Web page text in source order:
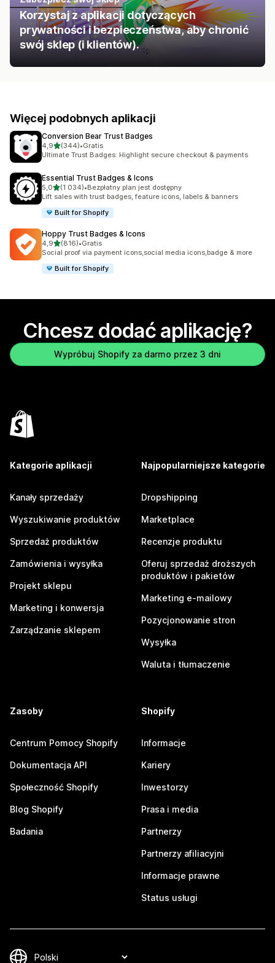
Korzystaj z aplikacji dotyczących
prywatności i bezpieczeństwa, aby chronić
swój sklep (i klientów).
Więcej podobnych aplikacji
Conversion Bear Trust Badges
4,9na 5 gwiazdek
(344)
Łączna liczba recenzji: 344
•Gratis
Ultimate Trust Badges: Highlight secure checkout & payments
Essential Trust Badges & Icons
5,0na 5 gwiazdek
(1 034)
Łączna liczba recenzji: 1034
•Bezpłatny plan jest dostępny
Lift sales with trust badges, feature icons, labels & banners
Built for Shopify
Hoppy Trust Badges & Icons
4,9na 5 gwiazdek
(816)
Łączna liczba recenzji: 816
•Gratis
Social proof via payment icons,social media icons,badge & more
Built for Shopify
Chcesz dodać aplikację?
Wypróbuj Shopify za darmo przez 3 dni
Kategorie aplikacji
Kanały sprzedaży
Wyszukiwanie produktów
Sprzedaż produktów
Zamówienia i wysyłka
Projekt sklepu
Marketing i konwersja
Zarządzanie sklepem
Najpopularniejsze kategorie
Dropshipping
Marketplace
Recenzje produktu
Oferuj sprzedaż droższych
produktów i pakietów
Marketing e-mailowy
Pozycjonowanie stron
Wysyłka
Waluta i tłumaczenie
Zasoby
Centrum Pomocy Shopify
Dokumentacja API
Społeczność Shopify
Blog Shopify
Badania
Shopify
Informacje
Kariery
Inwestorzy
Prasa i media
Partnerzy
Partnerzy afiliacyjni
Informacje prawne
Status usługi